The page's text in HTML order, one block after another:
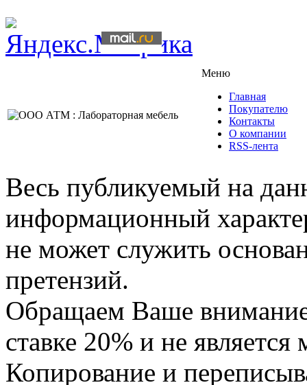
Меню
Главная
Покупателю
Контакты
О компании
RSS-лента
Весь публикуемый на
информационный
не может служить
претензий.
Обращаем Ваше
ставке 20% и не
Копирование и